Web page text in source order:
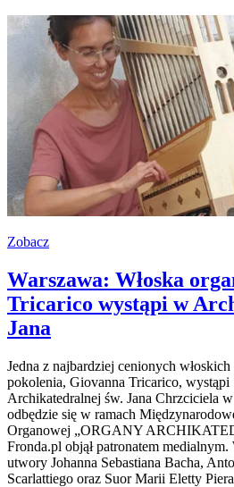
Zobacz
Warszawa: Włoska
Tricarico wystąpi w
Jana
Jedna z najbardziej cenionych
pokolenia, Giovanna Tricarico,
Archikatedralnej św. Jana Chrzciciela
odbędzie się w ramach
Organowej „ORGANY
Fronda.pl objął patronatem medialnym.
utwory Johanna Sebastiana Bacha,
Scarlattiego oraz Suor Marii Eletty